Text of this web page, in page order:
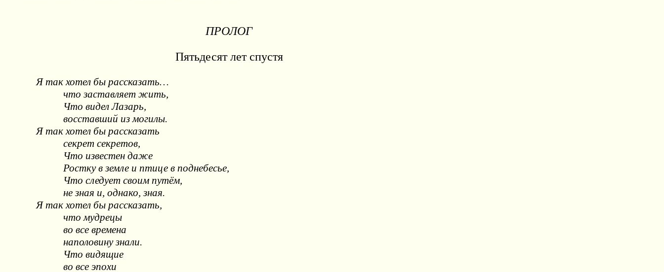
ПРОЛОГ
Пятьдесят лет спустя
Я так хотел бы рассказать…
что заставляет жить,
Что видел Лазарь,
восставший из могилы.
Я так хотел бы рассказать
секрет секретов,
Что известен даже
Ростку в земле и птице в поднебесье,
Что следует своим путём,
не зная и, однако, зная.
Я так хотел бы рассказать,
что мудрецы
во все времена
наполовину знали.
Что видящие
во все эпохи